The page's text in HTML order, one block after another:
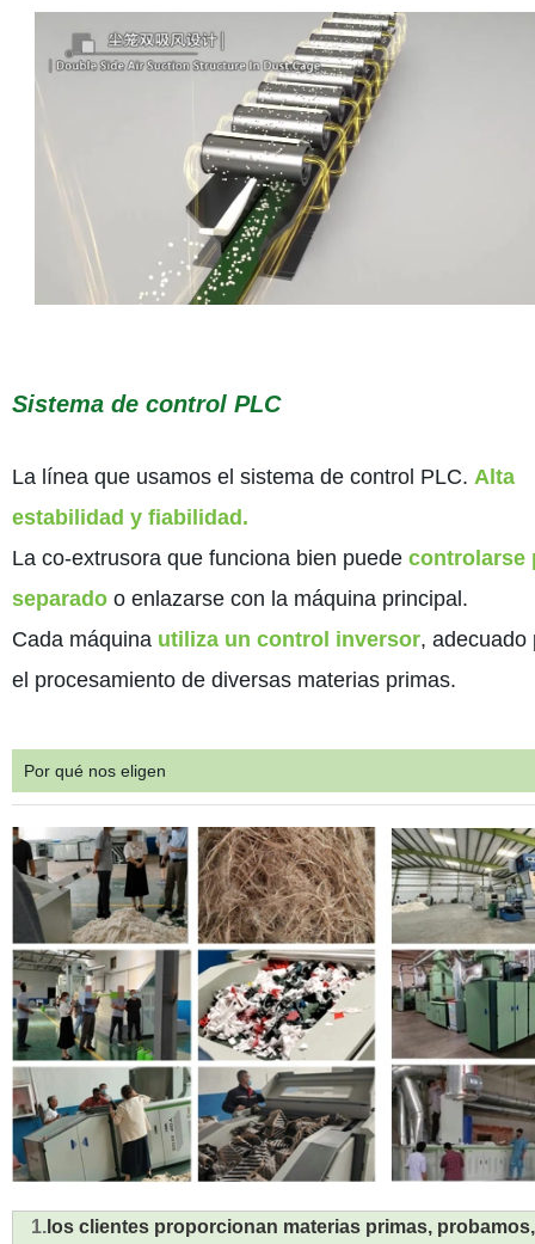
Sistema de control PLC
La línea que usamos el sistema de control PLC. Alta
estabilidad y fiabilidad.
La co-extrusora que funciona bien puedecontrolarse
separadoo enlazarse con la máquina principal.
Cada máquinautiliza un control inversor, adecuado
el procesamiento de diversas materias primas.
Por qué nos eligen
1.los clientes proporcionan materias primas,